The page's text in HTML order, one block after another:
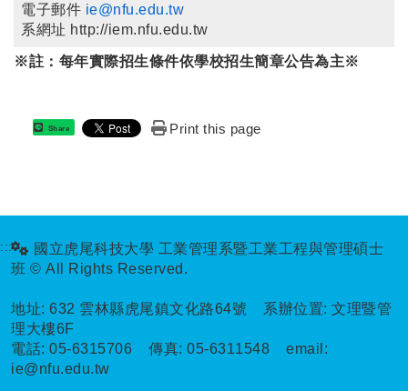
電子郵件 ie@nfu.edu.tw
系網址 http://iem.nfu.edu.tw
※註：每年實際招生條件依學校招生簡章公告為主※
Share Print this page
:::
國立虎尾科技大學 工業管理系暨工業工程與管理碩士
班 © All Rights Reserved.
地址:632 雲林縣虎尾鎮文化路64號 系辦位置: 文理暨管
理大樓6F
電話:05-6315706 傳真:05-6311548 email:
ie@nfu.edu.tw